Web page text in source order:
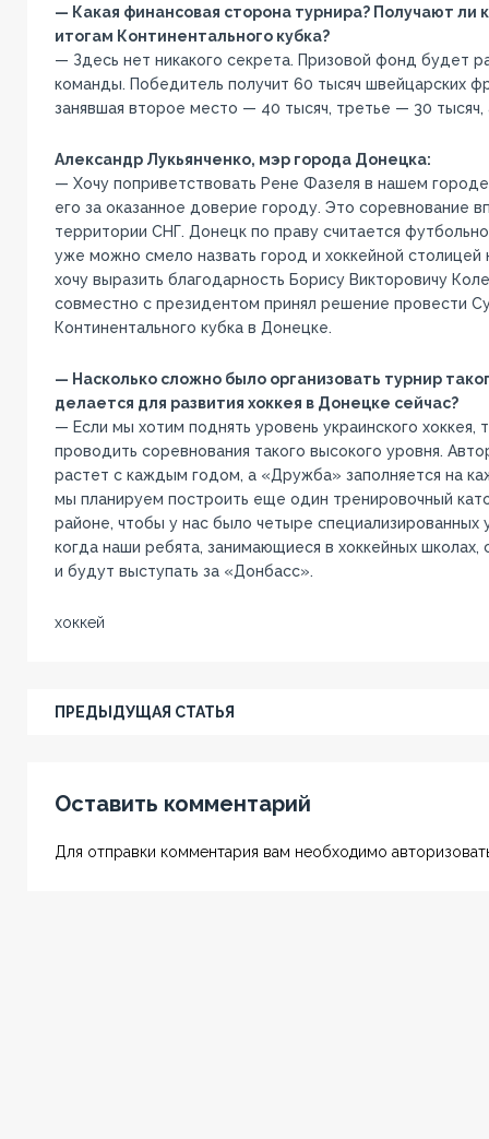
— Какая финансовая сторона турнира? Получают ли
итогам Континентального кубка?
— Здесь нет никакого секрета. Призовой фонд будет
команды. Победитель получит 60 тысяч швейцарских
занявшая второе место — 40 тысяч, третье — 30
Александр Лукьянченко, мэр города Донецка:
— Хочу поприветствовать Рене Фазеля в нашем
его за оказанное доверие городу. Это соревнование
территории СНГ. Донецк по праву считается
уже можно смело назвать город и хоккейной
хочу выразить благодарность Борису Викторовичу
совместно с президентом принял решение провести
Континентального кубка в Донецке.
— Насколько сложно было организовать турнир
делается для развития хоккея в Донецке сейчас?
— Если мы хотим поднять уровень украинского хоккея,
проводить соревнования такого высокого уровня.
растет с каждым годом, а «Дружба» заполняется на
мы планируем построить еще один тренировочный
районе, чтобы у нас было четыре специализированных
когда наши ребята, занимающиеся в хоккейных школах,
и будут выступать за «Донбасс».
хоккей
ПРЕДЫДУЩАЯ СТАТЬЯ
Оставить комментарий
Для отправки комментария вам необходимо